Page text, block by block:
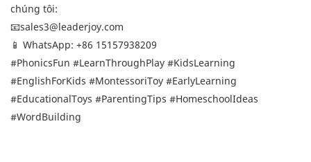
chúng tôi:
📧sales3@leaderjoy.com
📱 WhatsApp: +86 15157938209
#PhonicsFun #LearnThroughPlay #KidsLearning
#EnglishForKids #MontessoriToy #EarlyLearning
#EducationalToys #ParentingTips #HomeschoolIdeas
#WordBuilding